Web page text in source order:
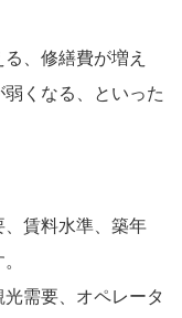
、修繕費が増え
くなる、といった
賃料水準、築年
需要、オペレータ